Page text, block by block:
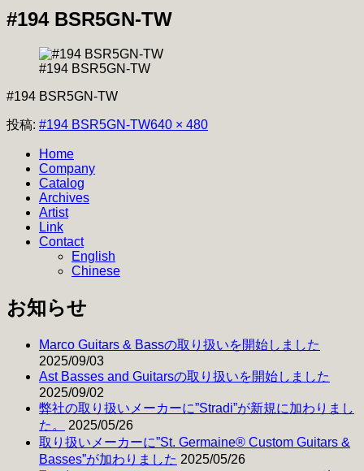
開
#194 BSR5GN-TW
#194 BSR5GN-TW
#194 BSR5GN-TW
投稿: #194 BSR5GN-TWフ
640 × 480
Home
Company
Catalog
Archives
Artist
Link
Contact
English
Chinese
お知らせ
Marco Guitars & Bassの取り扱いを開始しました
2025/09/03
Ast Basses and Guitarsの取り扱いを開始しました
2025/09/02
弊社の取り扱いメーカーに”Stradi”が新規に加わりまし
た。
2025/05/26
取り扱いメーカーに”St. Germaine® Custom Guitars &
Basses”が加わりました 2025/05/26